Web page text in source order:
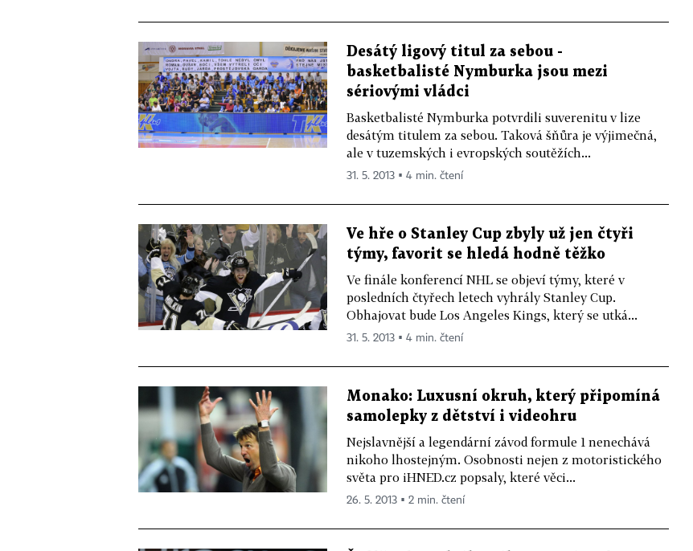
Desátý ligový titul za sebou -
basketbalisté Nymburka jsou mezi
sériovými vládci
Basketbalisté Nymburka potvrdili suverenitu v lize
desátým titulem za sebou. Taková šňůra je výjimečná,
ale v tuzemských i evropských soutěžích...
31. 5. 2013 ▪ 4 min. čtení
Ve hře o Stanley Cup zbyly už jen čtyři
týmy, favorit se hledá hodně těžko
Ve finále konferencí NHL se objeví týmy, které v
posledních čtyřech letech vyhrály Stanley Cup.
Obhajovat bude Los Angeles Kings, který se utká...
31. 5. 2013 ▪ 4 min. čtení
Monako: Luxusní okruh, který připomíná
samolepky z dětství i videohru
Nejslavnější a legendární závod formule 1 nenechává
nikoho lhostejným. Osobnosti nejen z motoristického
světa pro iHNED.cz popsaly, které věci...
26. 5. 2013 ▪ 2 min. čtení